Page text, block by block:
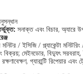
সনাক্ত এবং বিচার, অ্যারে
/ ইসিজি / প্ল্যাকেন্টা
বিক্রয়; মেইনডোর, বিদ্যুৎ
গ্যারান্টি রিপেয়ার এবং